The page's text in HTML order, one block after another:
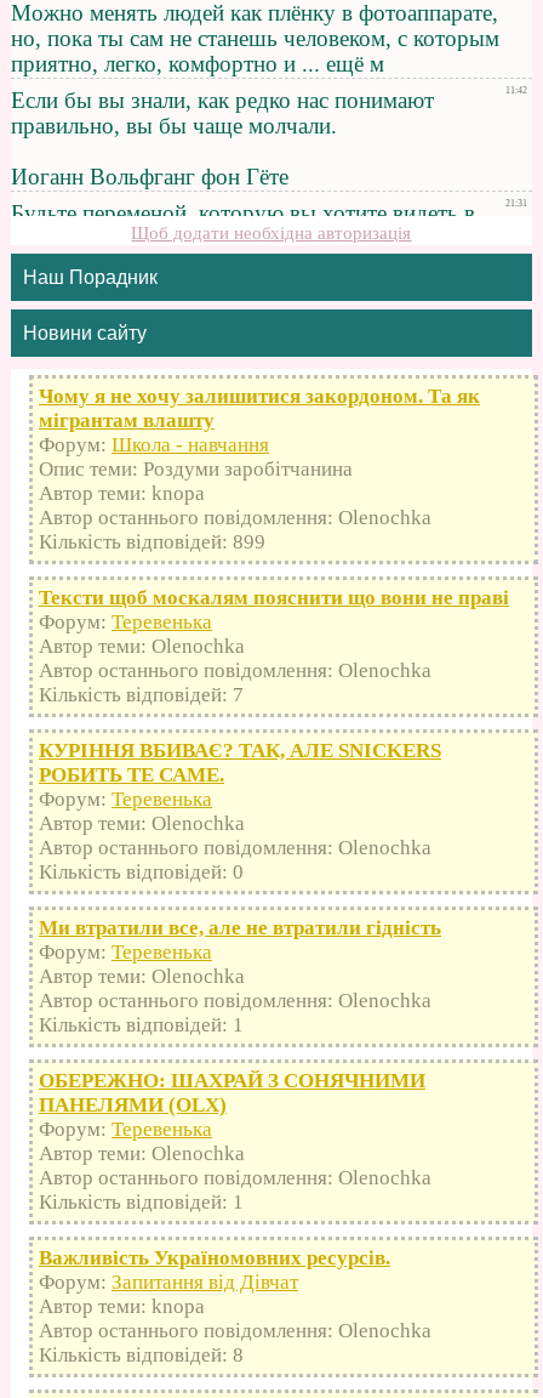
Щоб додати необхідна авторизація
Наш Порадник
Новини сайту
Чому я не хочу залишитися закордоном. Та як
мігрантам влашту
Форум: Школа - навчання
Опис теми: Роздуми заробітчанина
Автор теми: knopa
Автор останнього повідомлення: Olenochka
Кількість відповідей: 899
Тексти щоб москалям пояснити що вони не праві
Форум: Теревенька
Автор теми: Olenochka
Автор останнього повідомлення: Olenochka
Кількість відповідей: 7
КУРІННЯ ВБИВАЄ? ТАК, АЛЕ SNICKERS
РОБИТЬ ТЕ САМЕ.
Форум: Теревенька
Автор теми: Olenochka
Автор останнього повідомлення: Olenochka
Кількість відповідей: 0
Ми втратили все, але не втратили гідність
Форум: Теревенька
Автор теми: Olenochka
Автор останнього повідомлення: Olenochka
Кількість відповідей: 1
ОБЕРЕЖНО: ШАХРАЙ З СОНЯЧНИМИ
ПАНЕЛЯМИ (OLX)
Форум: Теревенька
Автор теми: Olenochka
Автор останнього повідомлення: Olenochka
Кількість відповідей: 1
Важливість Україномовних ресурсів.
Форум: Запитання від Дівчат
Автор теми: knopa
Автор останнього повідомлення: Olenochka
Кількість відповідей: 8